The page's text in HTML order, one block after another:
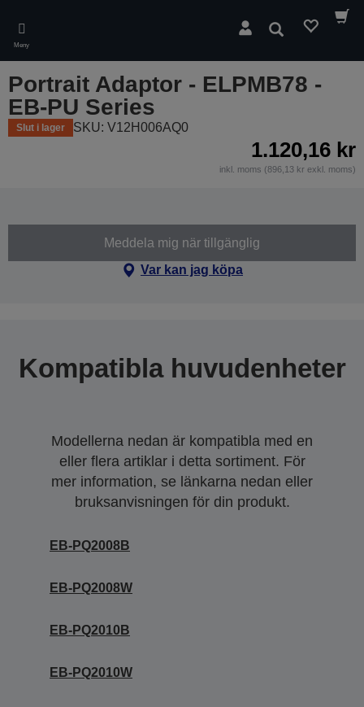
main
content
Meny
Sök
Portrait Adaptor - ELPMB78 -
EB-PU Series
Slut i lager SKU: V12H006AQ0
1.120,16 kr
inkl. moms (896,13 kr exkl. moms)
Meddela mig när tillgänglig
Var kan jag köpa
Kompatibla huvudenheter
Modellerna nedan är kompatibla med en
eller flera artiklar i detta sortiment. För
mer information, se länkarna nedan eller
bruksanvisningen för din produkt.
EB-PQ2008B
EB-PQ2008W
EB-PQ2010B
EB-PQ2010W